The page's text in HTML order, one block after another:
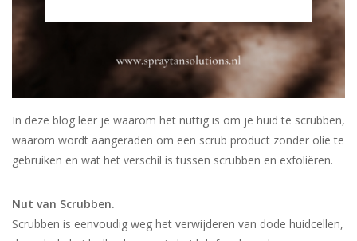
Merken
gift cards/ cadeau bonnen
In deze blog leer je waarom het nuttig is om je huid te scrubben,
waarom wordt aangeraden om een scrub product zonder olie te
gebruiken en wat het verschil is tussen scrubben en exfoliëren.
Nut van Scrubben.
Scrubben is eenvoudig weg het verwijderen van dode huidcellen,